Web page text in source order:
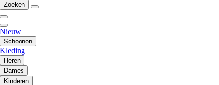
Zoeken
Nieuw
Schoenen
Kleding
Heren
Dames
Kinderen